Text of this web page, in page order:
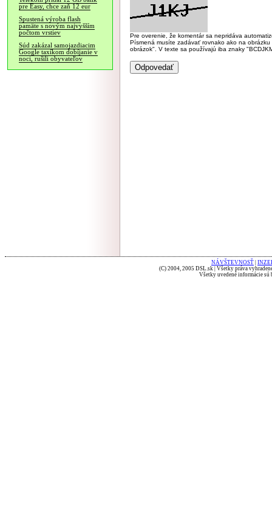
pre Easy, chce zaň 12 eur
Spustená výroba flash
pamäte s novým najvyšším
počtom vrstiev
Súd zakázal samojazdiacim
Google taxíkom dobíjanie v
noci, rušili obyvateľov
Pre overenie, že komentár sa nepridáva
Písmená musíte zadávať rovnako ako na
obrázok". V texte sa používajú iba znaky
NÁVŠTEVNOSŤ
(C) 2004, 2005 DSL.sk | Všetky práva
Všetky uvedené informácie sú